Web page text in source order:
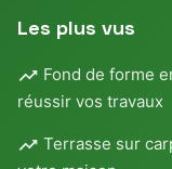
Les plus vus
Fond de forme
réussir vos travaux
Terrasse sur